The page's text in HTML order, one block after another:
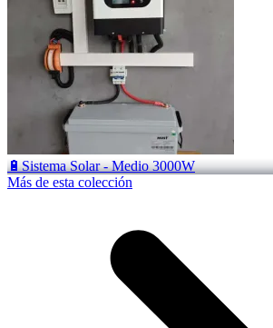
🔋Sistema Solar - Medio 3000W
Más de esta colección